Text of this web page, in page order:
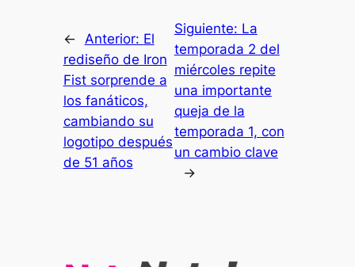
← Anterior: El
rediseño de Iron
Fist sorprende a
los fanáticos,
cambiando su
logotipo después
de 51 años
Siguiente: La
temporada 2 del
miércoles repite
una importante
queja de la
temporada 1, con
un cambio clave
→